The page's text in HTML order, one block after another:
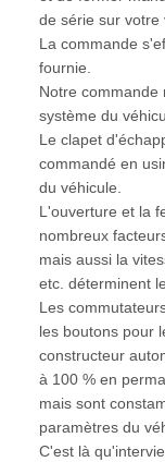
de série sur votre
La commande
fournie.
Notre commande
système du
Le clapet
commandé en
du véhicule.
L'ouverture et la
nombreux
mais aussi la
etc. déterminent
Les
les boutons pour
constructeur
à 100 % en
mais sont
paramètres du
C'est là